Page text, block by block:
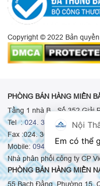
Copyright © 2022 Bản
PHÒNG BÁN HÀNG MIỀN
Tầng 1 nhà B - Số 352 Giải
Tel :024. 3665 8498-024.
Fax :024. 3664.9379
Mobile: 0948.511.555-
Nhà phân phối công ty CP
PHÒNG BÁN HÀNG MIỀN
55 Bạch Đằng, Phường 15,
Nội